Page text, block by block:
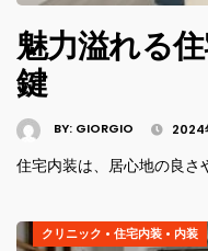
魅力溢れる
鍵
BY: GIORGIO 2024
住宅内装は、居心地の良
クリニック • 住宅内装 • 内装